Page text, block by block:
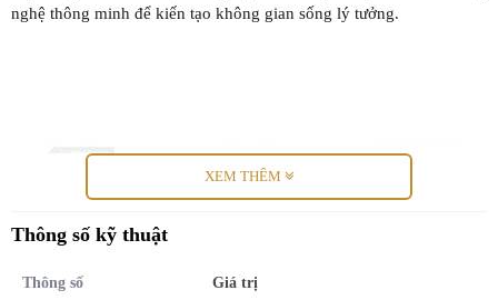
nghệ thông minh để kiến tạo không gian sống lý tưởng.
XEM THÊM
Thông số kỹ thuật
Thông số Giá trị